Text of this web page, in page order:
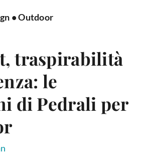
•Outdoor
traspirabilità
le
di Pedrali per